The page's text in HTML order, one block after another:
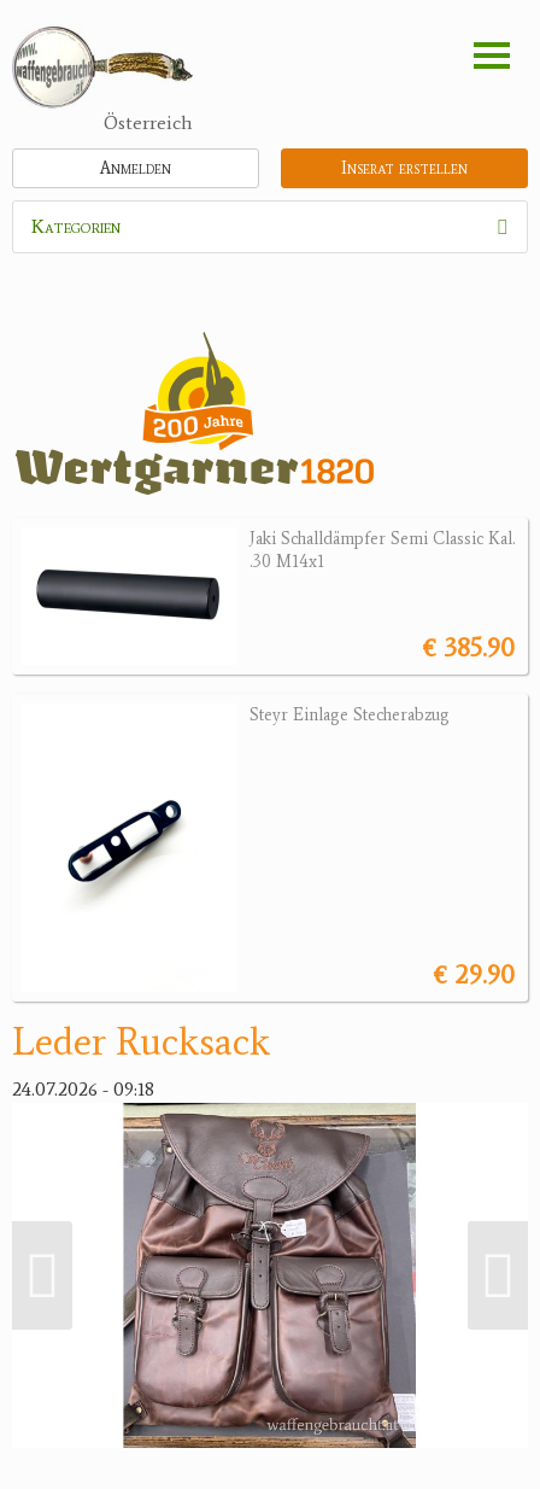
zum
Inhalt
Österreich
Inserat erstellen
Anmelden
Kategorien
Zubehör
Magazine
Montagen, Ersatzteile
Bücher, Videos
Jaki Schalldämpfer Semi Classic Kal.
.30 M14x1
€ 385.90
Steyr Einlage Stecherabzug
€ 29.90
Leder Rucksack
24.07.2026 - 09:18